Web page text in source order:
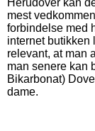
mest
forbindelse med
internet butikken
relevant, at man
man senere kan
Bikarbonat)
dame.